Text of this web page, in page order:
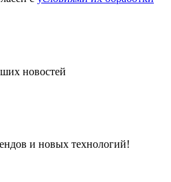
новостей
и новых технологий!